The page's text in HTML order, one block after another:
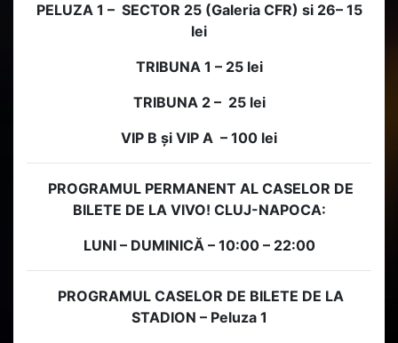
PELUZA 1 – SECTOR 25 (Galeria CFR) si 26– 15
lei
TRIBUNA 1 – 25 lei
TRIBUNA 2 – 25 lei
VIP B și VIP A – 100 lei
PROGRAMUL PERMANENT AL CASELOR DE
BILETE DE LA VIVO! CLUJ-NAPOCA:
LUNI – DUMINICĂ – 10:00 – 22:00
PROGRAMUL CASELOR DE BILETE DE LA
STADION – Peluza 1